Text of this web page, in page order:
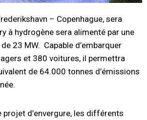
– Copenhague, sera
à hydrogène sera alimenté par une
23 MW. Capable d’embarquer
et 380 voitures, il permettra
de 64.000 tonnes d’émissions
projet d’envergure, les différents